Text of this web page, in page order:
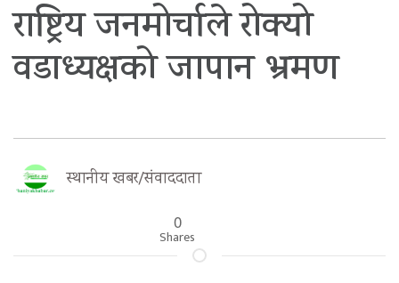
राष्ट्रिय जनमोर्चाले रोक्यो
वडाध्यक्षको जापान भ्रमण
स्थानीय खबर/संवाददाता
0
Shares